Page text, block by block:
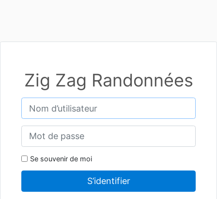
Zig Zag Randonnées
Se souvenir de moi
S’identifier